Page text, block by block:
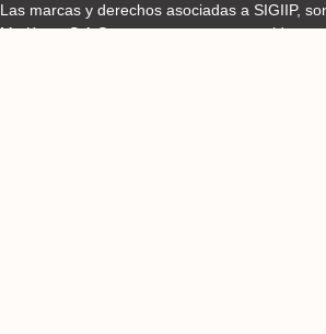
Las marcas y derechos asociadas a SIGIIP,
Me Know S.A.S y se encuentran protegidos